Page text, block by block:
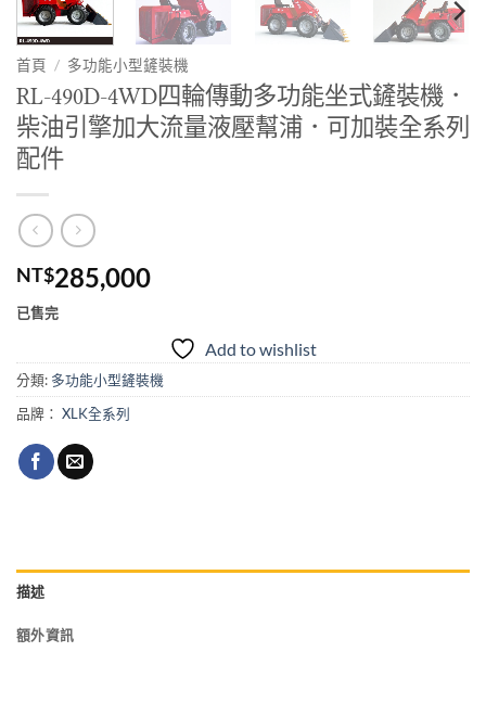
首頁 / 多功能小型鏟裝機
RL-490D-4WD四輪傳動多功能坐式鏟裝機．
柴油引擎加大流量液壓幫浦．可加裝全系列
配件
NT$285,000
已售完
Add to wishlist
分類: 多功能小型鏟裝機
品牌： XLK全系列
描述
額外資訊